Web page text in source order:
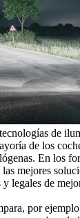
de
de los
En los
mejores
legales de
por